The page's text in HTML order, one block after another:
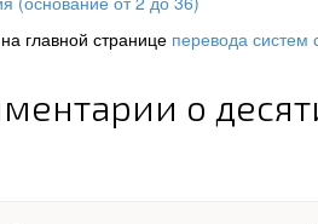
главной странице перевода систем
о